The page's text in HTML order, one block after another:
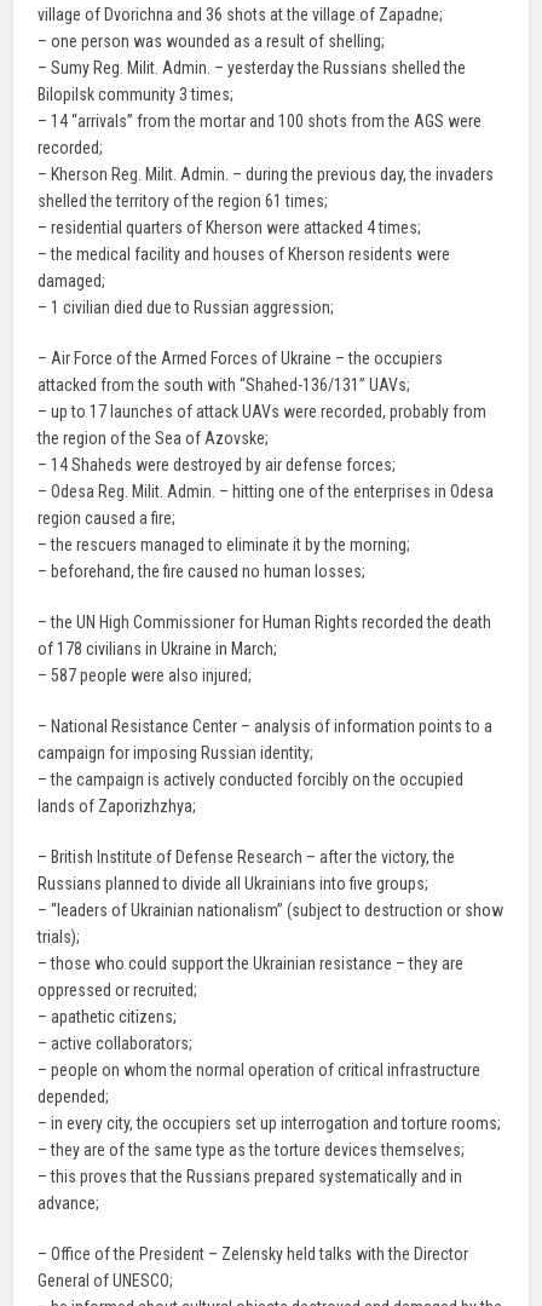
village of Dvorichna and 36 shots at the village of Zapadne;
– one person was wounded as a result of shelling;
– Sumy Reg. Milit. Admin. – yesterday the Russians shelled the
Bilopilsk community 3 times;
– 14 “arrivals” from the mortar and 100 shots from the AGS were
recorded;
– Kherson Reg. Milit. Admin. – during the previous day, the invaders
shelled the territory of the region 61 times;
– residential quarters of Kherson were attacked 4 times;
– the medical facility and houses of Kherson residents were
damaged;
– 1 civilian died due to Russian aggression;
– Air Force of the Armed Forces of Ukraine – the occupiers
attacked from the south with “Shahed-136/131” UAVs;
– up to 17 launches of attack UAVs were recorded, probably from
the region of the Sea of Azovske;
– 14 Shaheds were destroyed by air defense forces;
– Odesa Reg. Milit. Admin. – hitting one of the enterprises in Odesa
region caused a fire;
– the rescuers managed to eliminate it by the morning;
– beforehand, the fire caused no human losses;
– the UN High Commissioner for Human Rights recorded the death
of 178 civilians in Ukraine in March;
– 587 people were also injured;
– National Resistance Center – analysis of information points to a
campaign for imposing Russian identity;
– the campaign is actively conducted forcibly on the occupied
lands of Zaporizhzhya;
– British Institute of Defense Research – after the victory, the
Russians planned to divide all Ukrainians into five groups;
– “leaders of Ukrainian nationalism” (subject to destruction or show
trials);
– those who could support the Ukrainian resistance – they are
oppressed or recruited;
– apathetic citizens;
– active collaborators;
– people on whom the normal operation of critical infrastructure
depended;
– in every city, the occupiers set up interrogation and torture rooms;
– they are of the same type as the torture devices themselves;
– this proves that the Russians prepared systematically and in
advance;
– Office of the President – Zelensky held talks with the Director
General of UNESCO;